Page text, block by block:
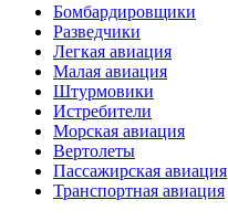
Бомбардировщики
Разведчики
Легкая авиация
Малая авиация
Штурмовики
Истребители
Морская авиация
Вертолеты
Пассажирская авиация
Транспортная авиация